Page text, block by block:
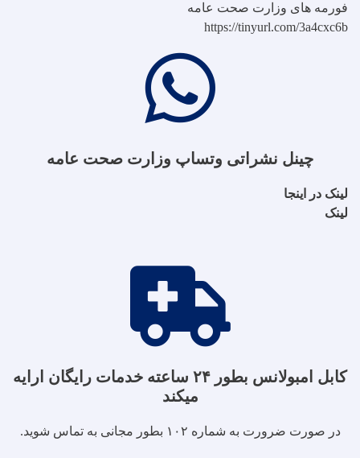
فورمه های وزارت صحت عامه
https://tinyurl.com/3a4cxc6b
چینل نشراتی وتساپ وزارت صحت عامه
لینک در اینجا
لینک
کابل امبولانس بطور ۲۴ ساعته خدمات رایگان ارایه
میکند
در صورت ضرورت به شماره ۱۰۲ بطور مجانی به تماس شوید.